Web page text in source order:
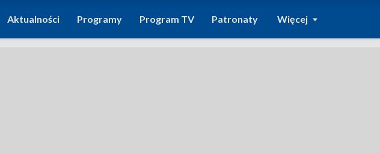
Aktualności Programy Program TV Patronaty Więcej